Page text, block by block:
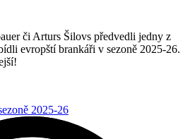
či Arturs Šilovs předvedli jedny z
evropští brankáři v sezoně 2025-26.